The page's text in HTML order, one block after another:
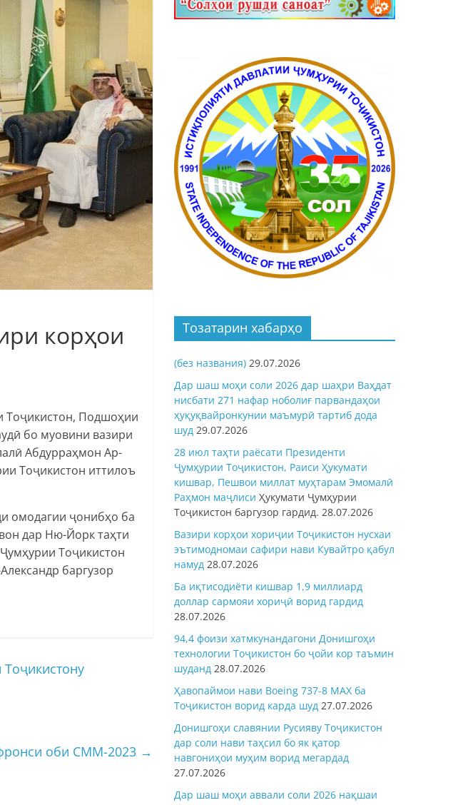
корҳои
Тоҷикистон, Подшоҳии
бо муовини вазири
Абдурраҳмон Ар-
Тоҷикистон иттилоъ
омодагии ҷонибҳо ба
дар Ню-Йорк таҳти
Тоҷикистон
баргузор
оби СММ-2023 →
Тозатарин хабарҳо
(без названия) 29.07.2026
Дар шаш моҳи соли 2026 дар шаҳри Ваҳдат
нисбати 271 нафар ноболиғ парвандаҳои
ҳуқуқвайронкунии маъмурӣ тартиб дода
шуд 29.07.2026
28 июл таҳти раёсати Президенти
Ҷумҳурии Тоҷикистон, Раиси Ҳукумати
кишвар, Пешвои миллат муҳтарам Эмомалӣ
Раҳмон маҷлиси Ҳукумати Ҷумҳурии
Тоҷикистон баргузор гардид. 28.07.2026
Вазири корҳои хориҷии Тоҷикистон нусхаи
эътимодномаи сафири нави Кувайтро қабул
намуд 28.07.2026
Ба иқтисодиёти кишвар 1,9 миллиард
доллар сармояи хориҷӣ ворид гардид
28.07.2026
94,4 фоизи хатмкунандагони Донишгоҳи
технологии Тоҷикистон бо ҷойи кор таъмин
шуданд 28.07.2026
Ҳавопаймои нави Boeing 737-8 MAX ба
Тоҷикистон ворид карда шуд 27.07.2026
Донишгоҳи славянии Русияву Тоҷикистон
дар соли нави таҳсил бо як қатор
навгониҳои муҳим ворид мегардад
27.07.2026
Дар шаш моҳи аввали соли 2026 нақшаи